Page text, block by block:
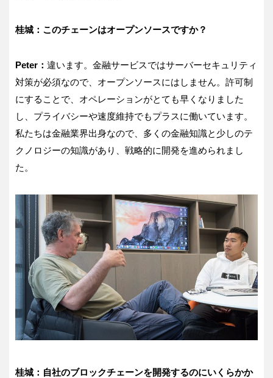
桂城：このチェーンはオープンソースですか？
Peter： 違います。金融サービスではサーバーセキュリティ
対策が必須なので、オープンソースにはしません。許可制
にすることで、オペレーションがとても早くなりました
し、プライバシーや速度維持でもプラスに働いています。
私たちは金融業界出身なので、多くの金融知識と少しのテ
クノロジーの知識があり、戦略的に開発を進められまし
た。
桂城：自社のブロックチェーンを開発するのにいくらかか